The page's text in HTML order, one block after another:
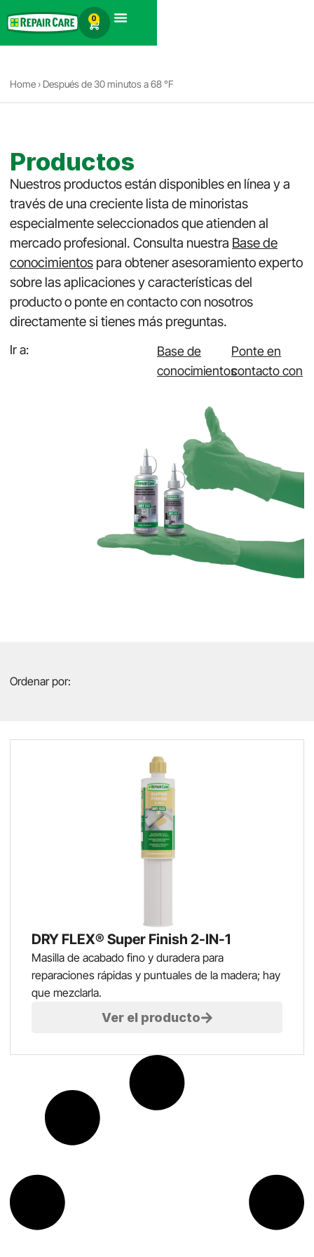
Español 0
Home › Después de 30 minutos a 68 °F
Productos
Nuestros productos están disponibles en línea y a
través de una creciente lista de minoristas
especialmente seleccionados que atienden al
mercado profesional. Consulta nuestra Base de
conocimientos para obtener asesoramiento experto
sobre las aplicaciones y características del
producto o ponte en contacto con nosotros
directamente si tienes más preguntas.
Ir a:
Base de
conocimientos
Ponte en
contacto con
Ordenar por:
DRY FLEX® Super Finish 2-IN-1
Masilla de acabado fino y duradera para
reparaciones rápidas y puntuales de la madera; hay
que mezclarla.
Ver el producto